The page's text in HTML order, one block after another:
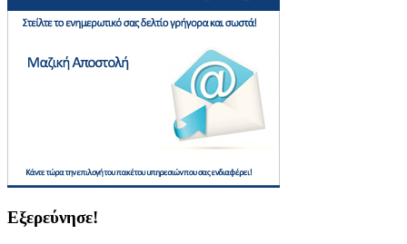
Εξερεύνησε!